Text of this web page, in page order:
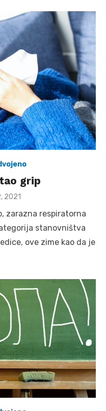
grip
2021
zarazna respiratorna
stanovništva
ove zime kao da je